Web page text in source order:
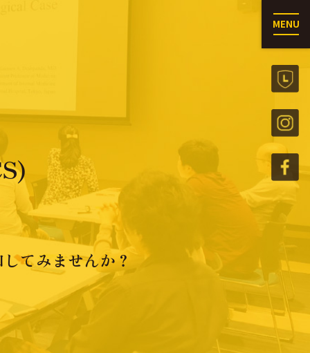
MENU
てみませんか？